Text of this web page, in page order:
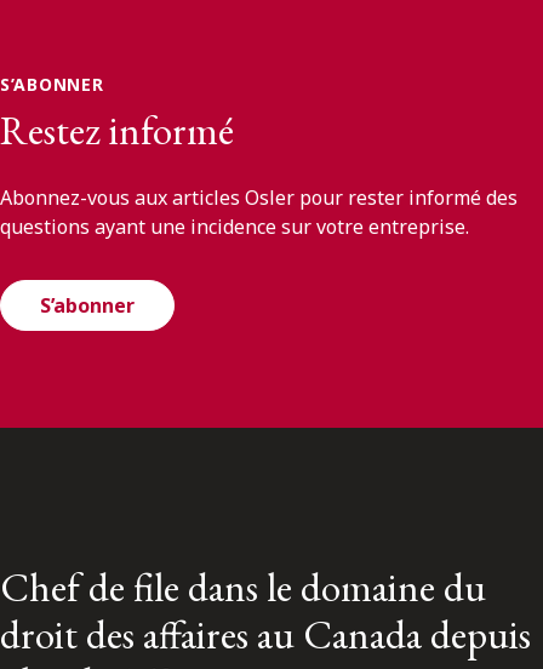
S’ABONNER
Restez informé
Abonnez-vous aux articles Osler pour rester informé des
questions ayant une incidence sur votre entreprise.
S’abonner
Chef de file dans le domaine du
droit des affaires au Canada depuis